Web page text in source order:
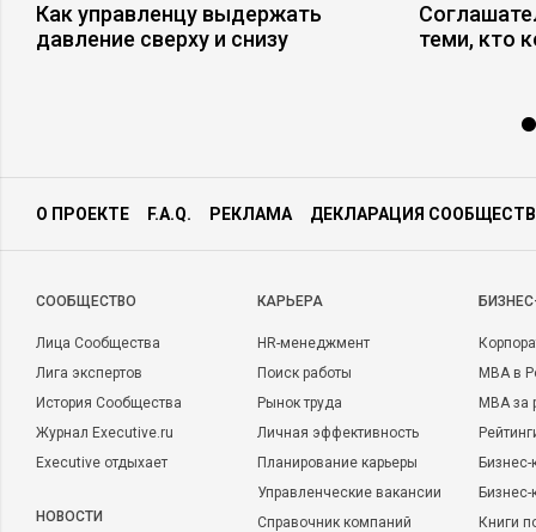
Как управленцу выдержать
давление сверху и снизу
теми, кто
О ПРОЕКТЕ F.A.Q. РЕКЛАМА ДЕКЛАРАЦИЯ
CООБЩЕСТВО
Лица Сообщества
Лига экспертов
История Сообщества
Журнал Executive.ru
Executive отдыхает
НОВОСТИ
КАРЬЕРА
HR-менеджмент
Поиск работы
Рынок труда
Личная эффективность
Планирование карьеры
Управленческие вакансии
Справочник компаний
MBA в
MBA
Бизнес-
Книги